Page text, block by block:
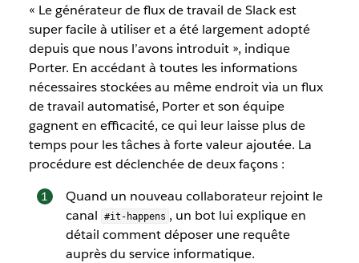
« Le générateur de flux de travail de Slack est
super facile à utiliser et a été largement adopté
depuis que nous l’avons introduit », indique
Porter. En accédant à toutes les informations
nécessaires stockées au même endroit via un flux
de travail automatisé, Porter et son équipe
gagnent en efficacité, ce qui leur laisse plus de
temps pour les tâches à forte valeur ajoutée. La
procédure est déclenchée de deux façons :
Quand un nouveau collaborateur rejoint le
canal
#it-happens , un bot lui explique en
détail comment déposer une requête
auprès du service informatique.